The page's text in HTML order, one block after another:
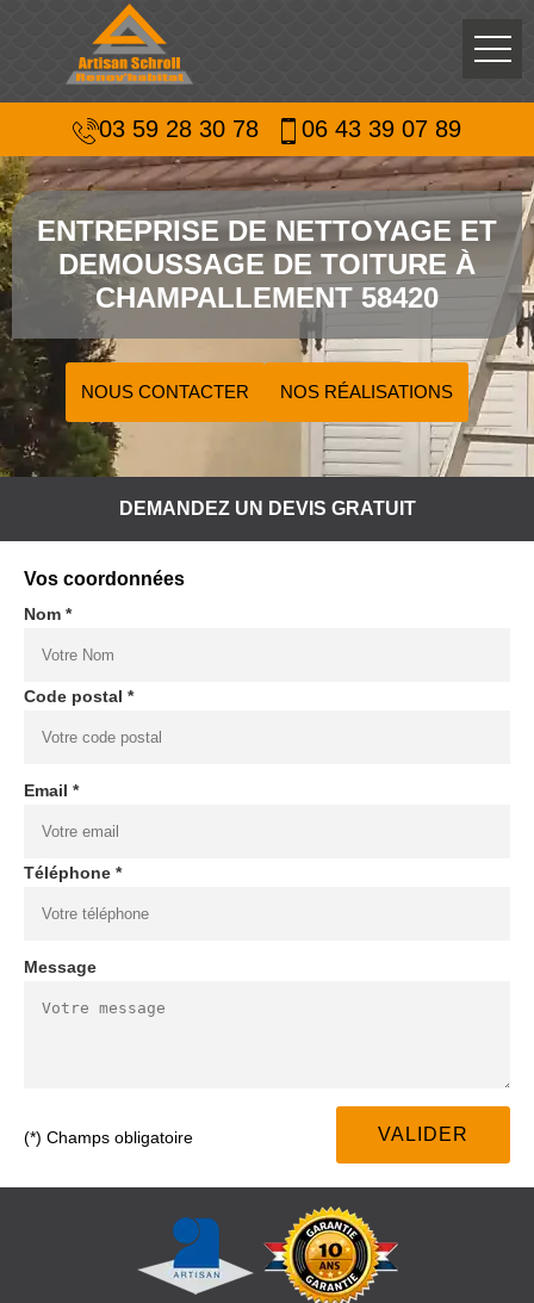
03 59 28 30 78 06 43 39 07 89
ENTREPRISE DE NETTOYAGE ET
DEMOUSSAGE DE TOITURE À
CHAMPALLEMENT 58420
NOUS CONTACTER NOS RÉALISATIONS
DEMANDEZ UN DEVIS GRATUIT
Vos coordonnées
Nom *
Code postal *
Email *
Téléphone *
Message
(*) Champs obligatoire